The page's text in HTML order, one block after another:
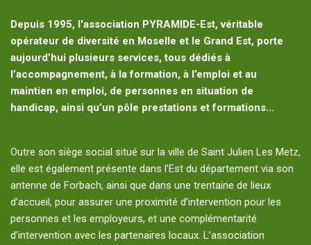
Depuis 1995, l'association PYRAMIDE-Est, véritable
opérateur de diversité en Moselle et le Grand Est, porte
aujourd’hui plusieurs services, tous dédiés à
l’accompagnement, à la formation, à l’emploi et au
maintien en emploi, de personnes en situation de
handicap, ainsi qu’un pôle prestations et formations…
Outre son siège social situé sur la ville de Saint Julien Les Metz,
elle est également présente dans l’Est du département via son
antenne de Forbach, ainsi que dans une trentaine de lieux
d’accueil, pour assurer une proximité d’intervention pour les
personnes et les employeurs, et une complémentarité
d’intervention avec les partenaires locaux. L’association